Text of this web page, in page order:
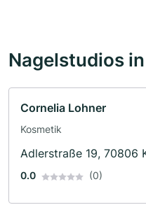
Nagelstudios
Cornelia Lohner
Kosmetik
Adlerstraße 19, 70806
0.0 (0)